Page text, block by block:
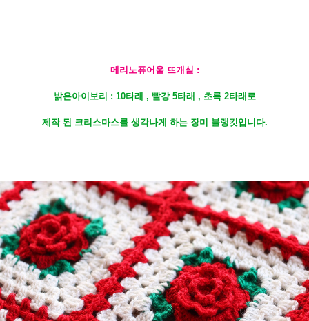
메리노퓨어울 뜨개실 :
밝은아이보리 : 10타래 , 빨강 5타래 , 초록 2타래로
제작 된 크리스마스를 생각나게 하는 장미 블랭킷입니다.